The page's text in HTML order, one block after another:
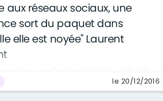
aux réseaux sociaux, une
sort du paquet dans
elle est noyée" Laurent
vingt ans que les métiers de l’immobilier
à une ...
le 20/12/2016